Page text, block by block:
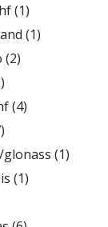
(1)
(1)
(2)
(4)
(1)
(1)